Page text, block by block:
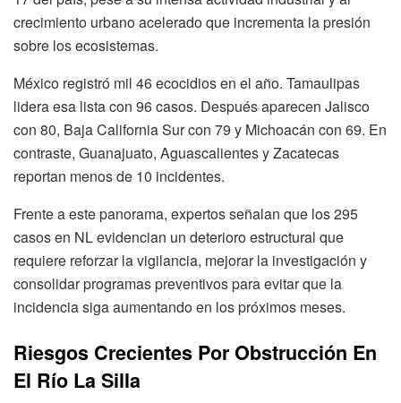
crecimiento urbano acelerado que incrementa la presión
sobre los ecosistemas.
México registró mil 46 ecocidios en el año. Tamaulipas
lidera esa lista con 96 casos. Después aparecen Jalisco
con 80, Baja California Sur con 79 y Michoacán con 69. En
contraste, Guanajuato, Aguascalientes y Zacatecas
reportan menos de 10 incidentes.
Frente a este panorama, expertos señalan que los 295
casos en NL evidencian un deterioro estructural que
requiere reforzar la vigilancia, mejorar la investigación y
consolidar programas preventivos para evitar que la
incidencia siga aumentando en los próximos meses.
Riesgos Crecientes Por Obstrucción En
El Río La Silla